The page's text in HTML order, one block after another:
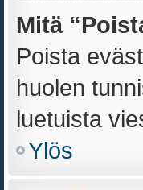
Mitä
Poista
huolen
luetuista
Ylös